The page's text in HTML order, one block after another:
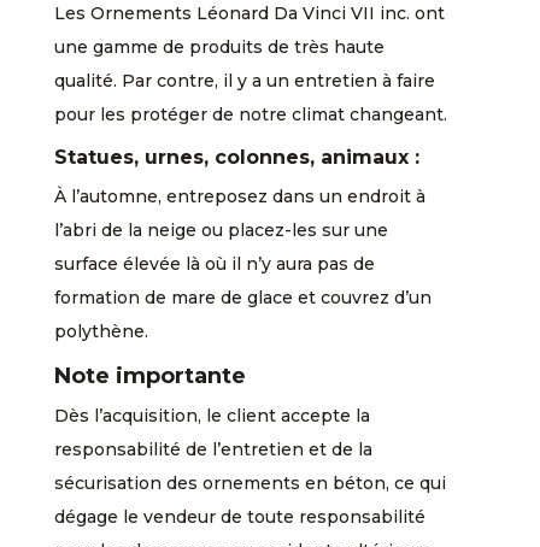
Les Ornements Léonard Da Vinci VII inc. ont
une gamme de produits de très haute
qualité. Par contre, il y a un entretien à faire
pour les protéger de notre climat changeant.
Statues, urnes, colonnes, animaux :
À l’automne, entreposez dans un endroit à
l’abri de la neige ou placez-les sur une
surface élevée là où il n’y aura pas de
formation de mare de glace et couvrez d’un
polythène.
Note importante
Dès l’acquisition, le client accepte la
responsabilité de l’entretien et de la
sécurisation des ornements en béton, ce qui
dégage le vendeur de toute responsabilité